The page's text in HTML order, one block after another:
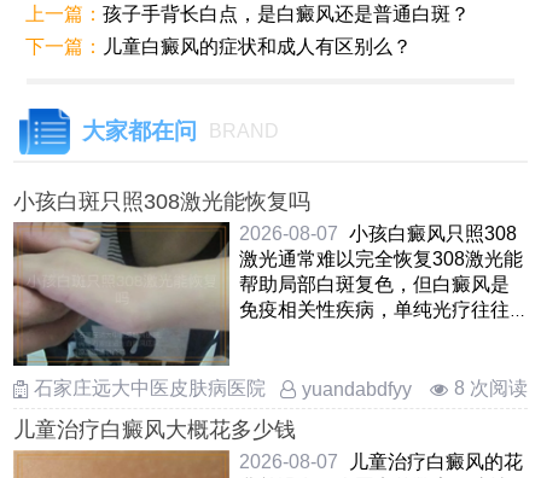
上一篇：孩子手背长白点，是白癜风还是普通白斑？
下一篇：
儿童白癜风的症状和成人有区别么？
大家都在问 BRAND
小孩白斑只照308激光能恢复吗
2026-08-07 小孩白癜风只照308
激光通常难以完全恢复308激光能
帮助局部白斑复色，但白癜风是
免疫相关性疾病，单纯光疗往往
石家庄远大中医皮肤病医院 yuandabdfyy 8 次阅读
儿童治疗白癜风大概花多少钱
2026-08-07
儿童治疗白癜风的花